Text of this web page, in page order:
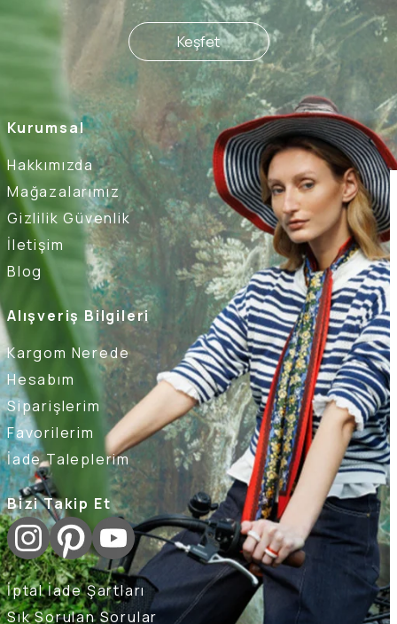
Kurumsal
Hakkımızda
Mağazalarımız
Gizlilik Güvenlik
İletişim
Blog
Alışveriş Bilgileri
Kargom Nerede
Hesabım
Siparişlerim
Favorilerim
İade Taleplerim
Bizi Takip Et
İptal İade Şartları
Sık Sorulan Sorular
Keşfet